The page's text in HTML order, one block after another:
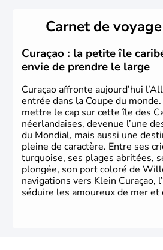
lesquelles bénéficient d'une
peut se targuer de grands noms
les domaines, des arts à la
philosophie. Hertz, Gutenberg,
Herman Hesse ou bien Hegel en
Carnet de voyage
Curaçao : la petite île
envie de prendre le large
Curaçao affronte aujourd’hui
entrée dans la Coupe du monde.
mettre le cap sur cette île des
néerlandaises, devenue l’une
du Mondial, mais aussi une
pleine de caractère. Entre ses
turquoise, ses plages abritées,
plongée, son port coloré de
navigations vers Klein Curaçao,
séduire les amoureux de mer et